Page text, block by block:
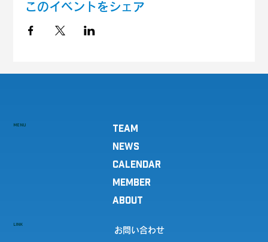
このイベントをシェア
MENU
TEAM
NEWS
CALENDAR
MEMBER
ABOUT
LINK
お問い合わせ